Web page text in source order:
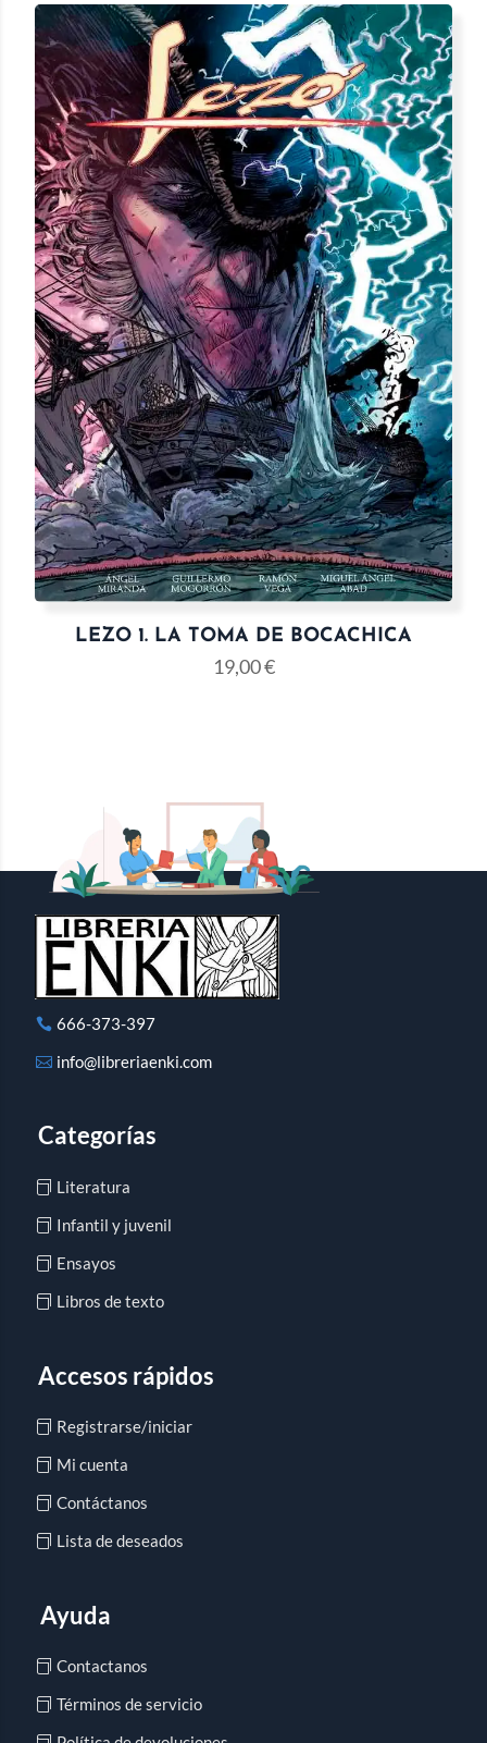
LEZO 1. LA TOMA DE BOCACHICA
19,00€
666-373-397
info@libreriaenki.com
Categorías
Literatura
Infantil y juvenil
Ensayos
Libros de texto
Accesos rápidos
Registrarse/iniciar
Mi cuenta
Contáctanos
Lista de deseados
Ayuda
Contactanos
Términos de servicio